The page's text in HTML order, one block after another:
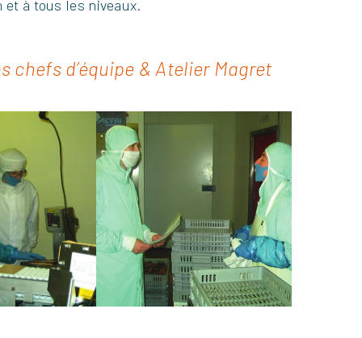
à tous les niveaux.
chefs d’équipe & Atelier Magret